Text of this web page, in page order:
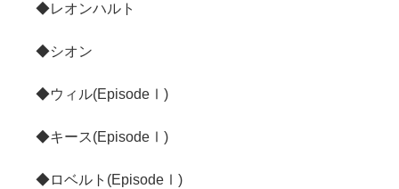
◆レオンハルト
◆シオン
◆ウィル(EpisodeⅠ)
◆キース(EpisodeⅠ)
◆ロベルト(EpisodeⅠ)